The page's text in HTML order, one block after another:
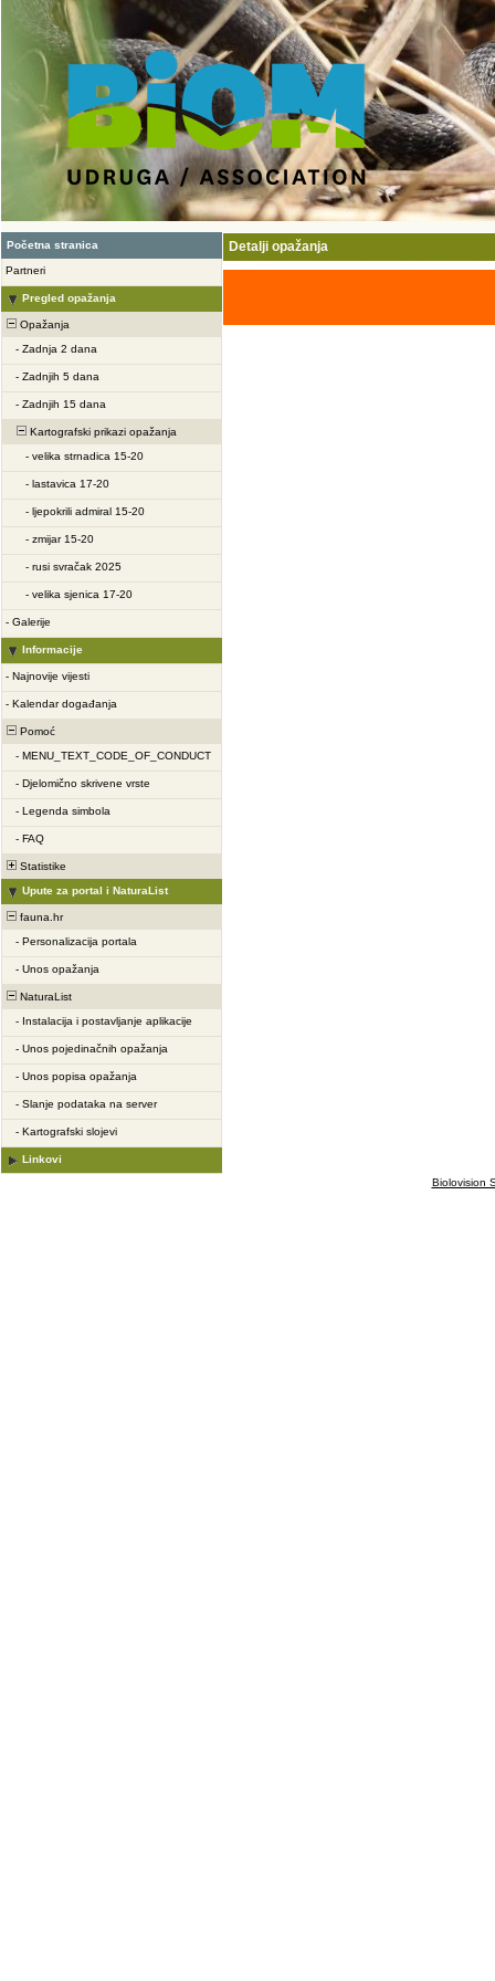
Početna stranica
Partneri
Pregled opažanja
Opažanja
- Zadnja 2 dana
- Zadnjih 5 dana
- Zadnjih 15 dana
Kartografski prikazi opažanja
- velika strnadica 15-20
- lastavica 17-20
- ljepokrili admiral 15-20
- zmijar 15-20
- rusi svračak 2025
- velika sjenica 17-20
- Galerije
Informacije
- Najnovije vijesti
- Kalendar događanja
Pomoć
- MENU_TEXT_CODE_OF_CONDUCT
- Djelomično skrivene vrste
- Legenda simbola
- FAQ
Statistike
Upute za portal i NaturaList
fauna.hr
- Personalizacija portala
- Unos opažanja
NaturaList
- Instalacija i postavljanje aplikacije
- Unos pojedinačnih opažanja
- Unos popisa opažanja
- Slanje podataka na server
- Kartografski slojevi
Linkovi
Detalji opažanja
Biolovision